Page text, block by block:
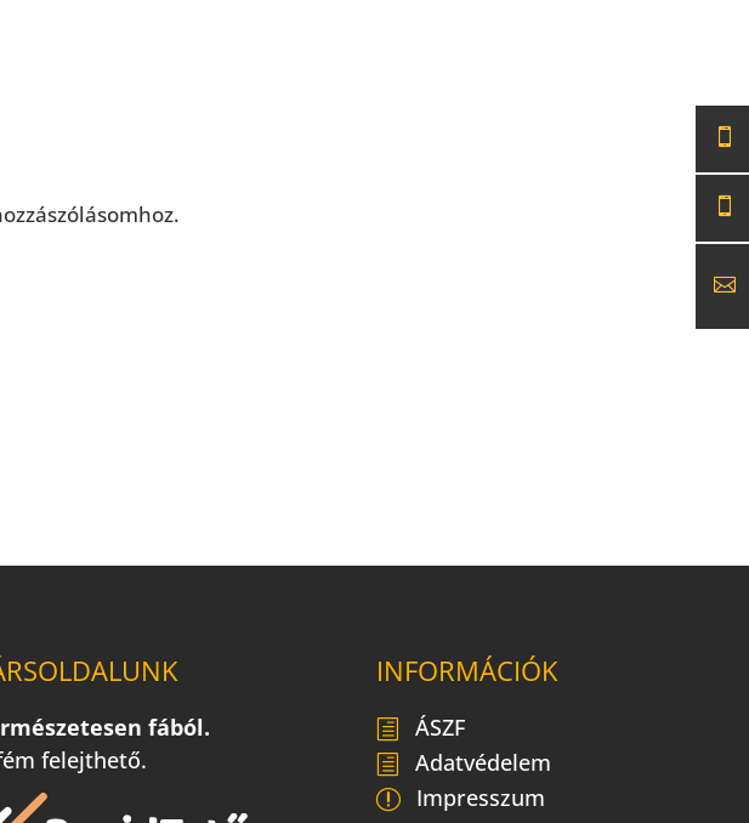
fából.
felejthető.
INFORMÁCIÓK
ÁSZF
Adatvédelem
Impresszum